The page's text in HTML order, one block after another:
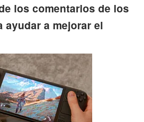
los comentarios de los
ayudar a mejorar el